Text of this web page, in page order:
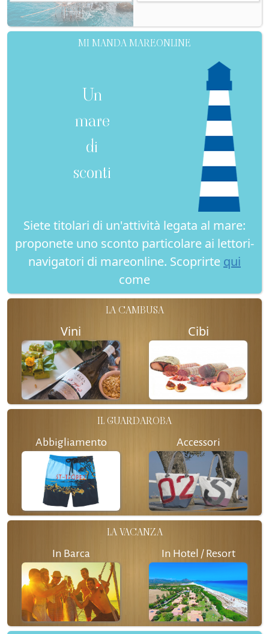
MI MANDA MAREONLINE
Un
mare
di
sconti
Siete titolari di un'attività legata al mare:
proponete uno sconto particolare ai lettori-
navigatori di mareonline. Scoprirte qui
come
LA CAMBUSA
Vini Cibi
IL GUARDAROBA
Abbigliamento Accessori
LA VACANZA
In Barca In Hotel / Resort